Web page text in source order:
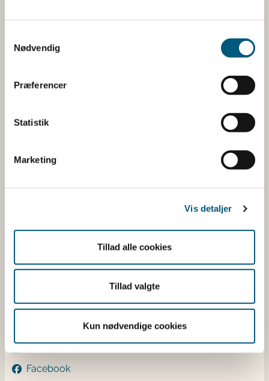
Nødvendig
Præferencer
Statistik
Marketing
Vis detaljer
Tillad alle cookies
Tillad valgte
Kun nødvendige cookies
dyresundhed og sikker, sund mad. Vi står bag De
fra cafeer, restauranter og supermarkeder.
Kontakt
Stationsparken 31-33
CVR: 62534516
Betaling af regning
Mandag: 9-12 og 13-15
Torsdag: 9-12 og 13-15
Facebook